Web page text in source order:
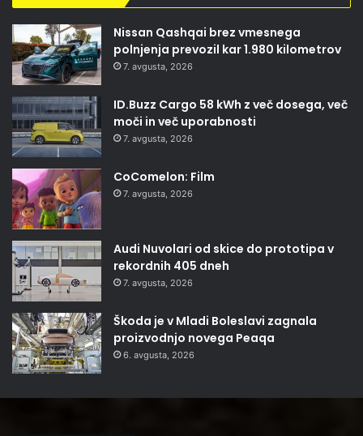
Nissan Qashqai brez vmesnega
polnjenja prevozil kar 1.980 kilometrov
7. avgusta, 2026
ID.Buzz Cargo 58 kWh z več dosega, več
moči in več uporabnosti
7. avgusta, 2026
CoComelon: Film
7. avgusta, 2026
Audi Nuvolari od skice do prototipa v
rekordnih 405 dneh
7. avgusta, 2026
Škoda je v Mladi Boleslavi zagnala
proizvodnjo novega Peaqa
6. avgusta, 2026